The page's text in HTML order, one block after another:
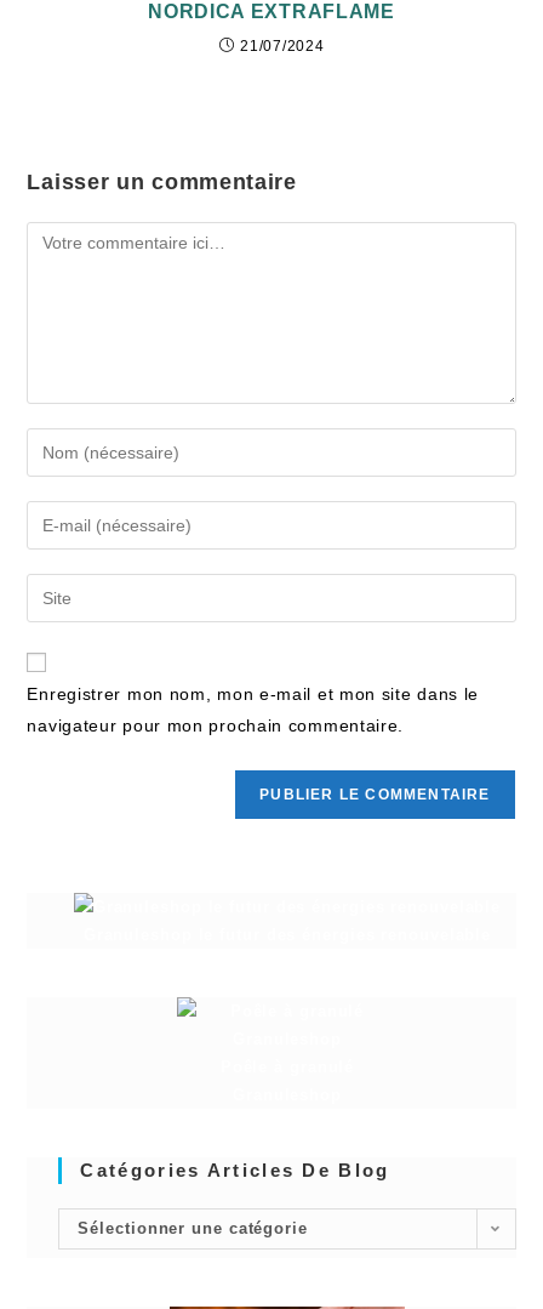
NORDICA EXTRAFLAME
21/07/2024
Laisser un commentaire
Enregistrer mon nom, mon e-mail et mon site dans le
navigateur pour mon prochain commentaire.
Catégories Articles De Blog
Sélectionner une catégorie